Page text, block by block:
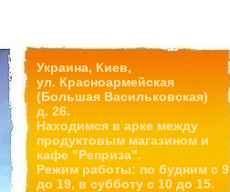
Украина, Киев,
ул. Красноармейская
(Большая Васильковская)
д. 26.
Находимся в арке между
продуктовым магазином и
кафе "Реприза".
Режим работы: по будним с 9
до 19, в субботу с 10 до 15.